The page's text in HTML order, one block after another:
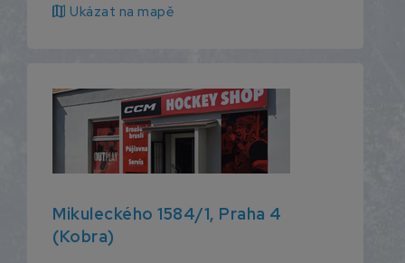
map Ukázat na mapě
Mikuleckého 1584/1, Praha 4
(Kobra)